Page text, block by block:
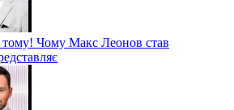
тому! Чому Макс Леонов став